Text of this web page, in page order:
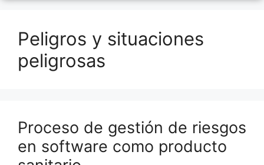
Peligros y situaciones
peligrosas
Proceso de gestión de riesgos
en software como producto